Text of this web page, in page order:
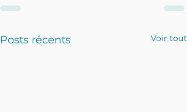
Posts récents Voir tout